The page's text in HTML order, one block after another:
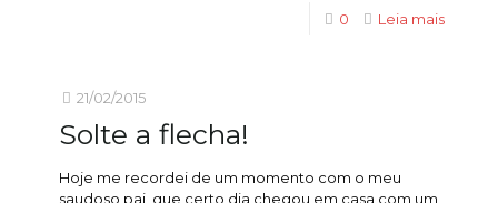
0 Leia mais
21/02/2015
Solte a flecha!
Hoje me recordei de um momento com o meu
saudoso pai, que certo dia chegou em casa com um